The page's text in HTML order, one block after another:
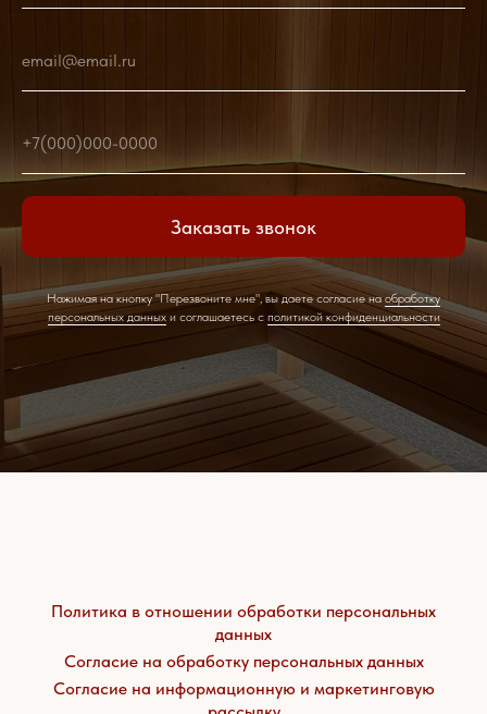
email@email.ru
+7(000)000-0000
Заказать звонок
Нажимая на кнопку "Перезвоните мне", вы даете согласие наобработку
персональных данныхи соглашаетесь c политикой конфиденциальности
Политика в отношении обработки персональных
данных
Согласие на обработку персональных данных
Согласие на информационную и маркетинговую